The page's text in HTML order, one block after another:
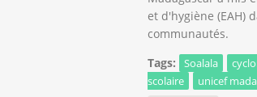
et d'hygiène (EAH)
communautés.
Tags:
Soalala
scolaire
unicef